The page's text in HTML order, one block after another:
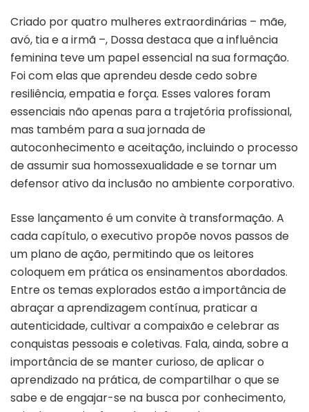
Criado por quatro mulheres extraordinárias – mãe,
avó, tia e a irmã –, Dossa destaca que a influência
feminina teve um papel essencial na sua formação.
Foi com elas que aprendeu desde cedo sobre
resiliência, empatia e força. Esses valores foram
essenciais não apenas para a trajetória profissional,
mas também para a sua jornada de
autoconhecimento e aceitação, incluindo o processo
de assumir sua homossexualidade e se tornar um
defensor ativo da inclusão no ambiente corporativo.
Esse lançamento é um convite à transformação. A
cada capítulo, o executivo propõe novos passos de
um plano de ação, permitindo que os leitores
coloquem em prática os ensinamentos abordados.
Entre os temas explorados estão a importância de
abraçar a aprendizagem contínua, praticar a
autenticidade, cultivar a compaixão e celebrar as
conquistas pessoais e coletivas. Fala, ainda, sobre a
importância de se manter curioso, de aplicar o
aprendizado na prática, de compartilhar o que se
sabe e de engajar-se na busca por conhecimento,